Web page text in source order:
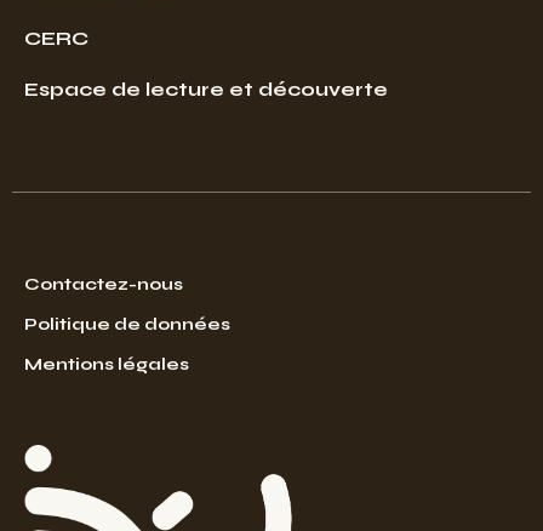
CERC
Espace de lecture et découverte
Contactez-nous
Politique de données
Mentions légales